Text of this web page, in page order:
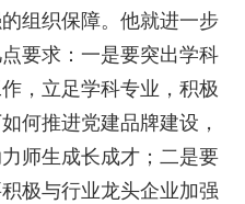
组织保障。他就进一步
要求：一是要突出学科
，立足学科专业，积极
何推进党建品牌建设，
师生成长成才；二是要
极与行业龙头企业加强